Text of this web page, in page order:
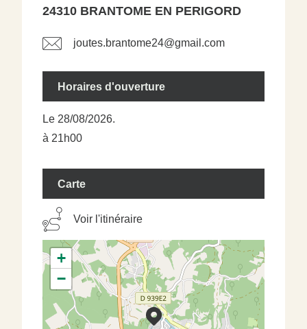
24310 BRANTOME EN PERIGORD
joutes.brantome24@gmail.com
Horaires d'ouverture
Le 28/08/2026.
à 21h00
Carte
Voir l'itinéraire
+
−